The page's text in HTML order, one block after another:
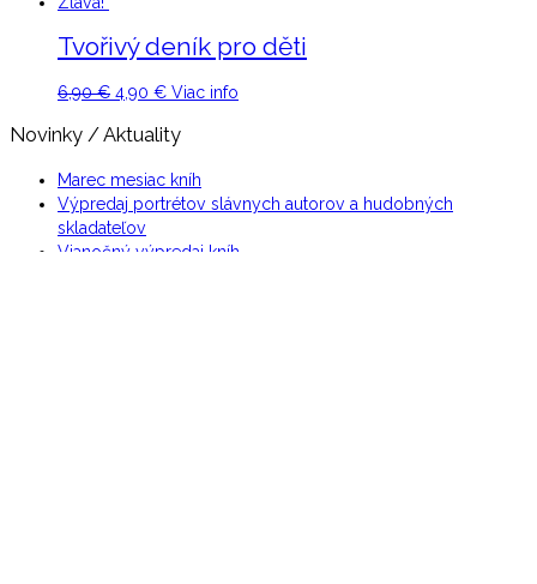
Tvořivý deník pro děti
6,90€ Original
was:
4,90 €Current
is:
Viac info
Novinky / Aktuality
Marec mesiac kníh
Výpredaj portrétov slávnych autorov a hudobných
skladateľov
Vianočný výpredaj kníh